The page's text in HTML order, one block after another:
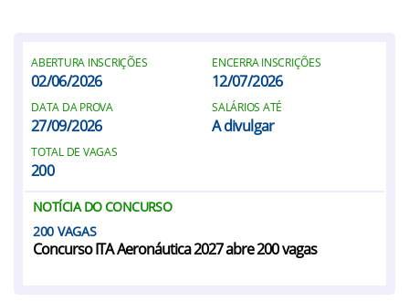
ABERTURA INSCRIÇÕES
02/06/2026
ENCERRA INSCRIÇÕES
12/07/2026
DATA DA PROVA
27/09/2026
SALÁRIOS ATÉ
A divulgar
TOTAL DE VAGAS
200
NOTÍCIA DO CONCURSO
200
Concurso ITA Aeronáutica 2027 abre 200 vagas